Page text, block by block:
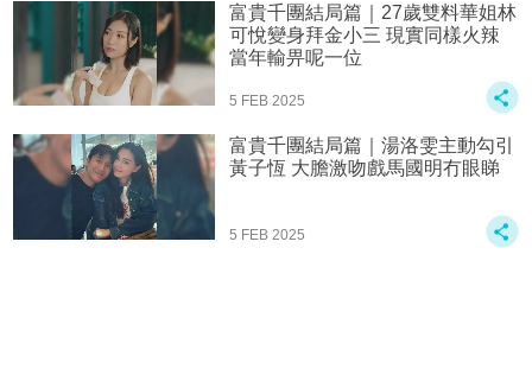
富貴千團結局篇｜27歲雙料華姐林
可悅變身拜金小三 現實同樣火辣
當年輸畀呢一位
5 FEB 2025
富貴千團結局篇｜湯洛雯主動勾引
黃子恆 大膽激吻戲馬國明冇眼睇
5 FEB 2025